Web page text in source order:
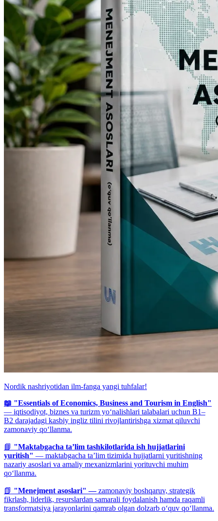
Nordik nashriyotidan ilm-fanga yangi tuhfalar!
📖 "Essentials of Economics, Business and Tourism in English"
— iqtisodiyot, biznes va turizm yo‘nalishlari talabalari uchun B1–
B2 darajadagi kasbiy ingliz tilini rivojlantirishga xizmat qiluvchi
zamonaviy qo‘llanma.
📘 "Maktabgacha ta’lim tashkilotlarida ish hujjatlarini
yuritish" — maktabgacha ta’lim tizimida hujjatlarni yuritishning
nazariy asoslari va amaliy mexanizmlarini yorituvchi muhim
qo‘llanma.
📗 "Menejment asoslari" —zamonaviy boshqaruv, strategik
fikrlash, liderlik, resurslardan samarali foydalanish hamda raqamli
transformatsiya jarayonlarini qamrab olgan dolzarb o‘quv qo‘llanma.